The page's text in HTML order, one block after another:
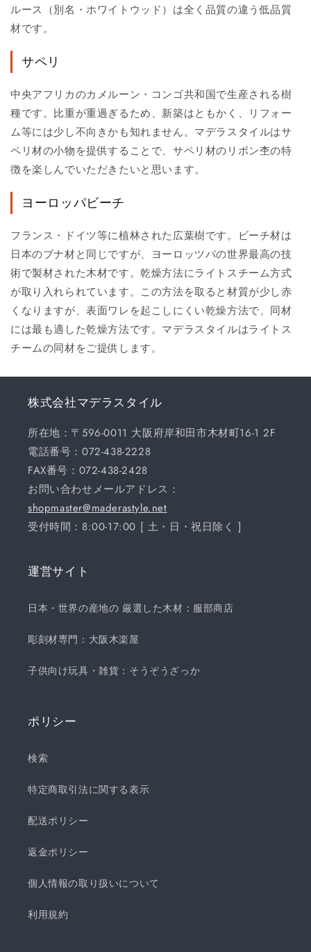
ルース（別名・ホワイトウッド）は全く品質の違う低品質
材です。
サペリ
中央アフリカのカメルーン・コンゴ共和国で生産される樹
種です。比重が重過ぎるため、新築はともかく、リフォー
ム等には少し不向きかも知れません。マデラスタイルはサ
ペリ材の小物を提供することで、サペリ材のリボン杢の特
徴を楽しんでいただきたいと思います。
ヨーロッパビーチ
フランス・ドイツ等に植林された広葉樹です。ビーチ材は
日本のブナ材と同じですが、ヨーロッツパの世界最高の技
術で製材された木材です。乾燥方法にライトスチーム方式
が取り入れられています。この方法を取ると材質が少し赤
くなりますが、表面ワレを起こしにくい乾燥方法で、同材
には最も適した乾燥方法です。マデラスタイルはライトス
チームの同材をご提供します。
株式会社マデラスタイル
所在地：〒596-0011 大阪府岸和田市木材町16-1 2F
電話番号：072-438-2228
FAX番号：072-438-2428
お問い合わせメールアドレス：
shopmaster@maderastyle.net
受付時間：8:00-17:00 [ 土・日・祝日除く ]
運営サイト
日本・世界の産地の 厳選した木材：服部商店
彫刻材専門：大阪木楽屋
子供向け玩具・雑貨：そうぞうざっか
ポリシー
検索
特定商取引法に関する表示
配送ポリシー
返金ポリシー
個人情報の取り扱いについて
利用規約